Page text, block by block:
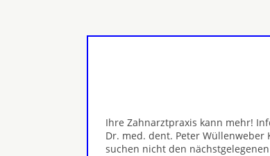
Ihre Zahnarztpraxis kann mehr!
Dr. med. dent. Peter
suchen nicht den